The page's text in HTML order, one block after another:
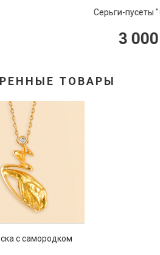
ТОВАРЫ
с самородком